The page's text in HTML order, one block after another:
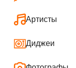
Артисты
Диджеи